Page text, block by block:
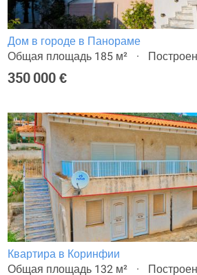
Дом в городе в Панораме
Общая площадь 185 м²
350 000 €
Квартира в Коринфии
Общая площадь 132 м²